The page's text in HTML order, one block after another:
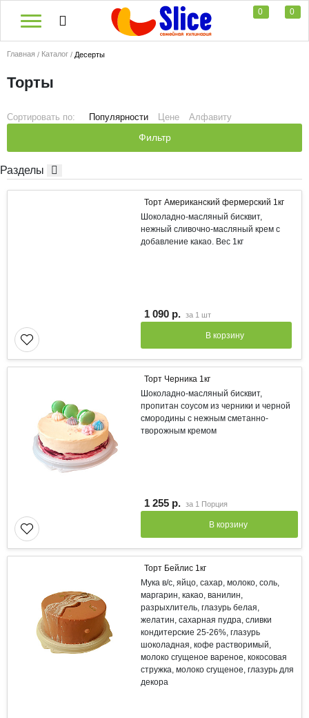
0 0
Главная Каталог Десерты
Торты
Сортировать по: Популярности Цене Алфавиту
Фильтр
Разделы
Торт Американский фермерский 1кг
Шоколадно-масляный бисквит,
нежный сливочно-масляный крем с
добавление какао. Вес 1кг
1 090 р. за 1 шт
В корзину
Торт Черника 1кг
Шоколадно-масляный бисквит,
пропитан соусом из черники и черной
смородины с нежным сметанно-
творожным кремом
1 255 р. за 1 Порция
В корзину
Торт Бейлис 1кг
Мука в/с, яйцо, сахар, молоко, соль,
маргарин, какао, ванилин,
разрыхлитель, глазурь белая,
желатин, сахарная пудра, сливки
кондитерские 25-26%, глазурь
шоколадная, кофе растворимый,
молоко сгущеное вареное, кокосовая
стружка, молоко сгущеное, глазурь для
декора